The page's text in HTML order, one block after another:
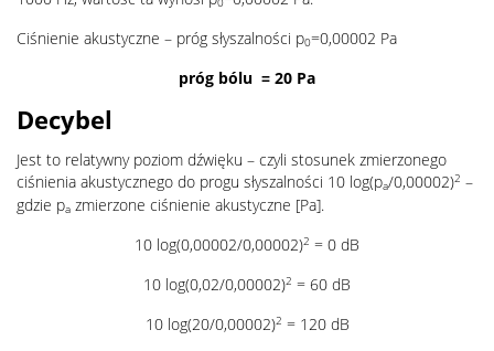
Ciśnienie akustyczne – próg słyszalności p0=0,00002 Pa
próg bólu = 20 Pa
Decybel
Jest to relatywny poziom dźwięku – czyli stosunek zmierzonego
ciśnienia akustycznego do progu słyszalności 10 log(pa/0,00002)2 –
gdzie pa zmierzone ciśnienie akustyczne [Pa].
10 log(0,00002/0,00002)2 = 0 dB
10 log(0,02/0,00002)2 = 60 dB
10 log(20/0,00002)2 = 120 dB